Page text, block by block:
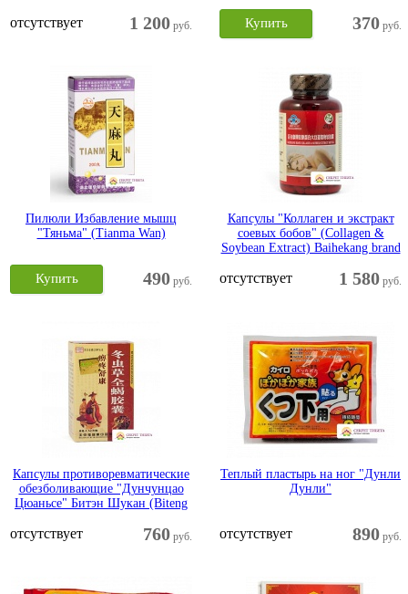
1 200 руб.
отсутствует 370 руб.
Купить
Пилюли Избавление мышц
"Тяньма" (Tianma Wan)
490 руб.
Купить
Капсулы "Коллаген и экстракт
соевых бобов" (Collagen &
Soybean Extract) Baihekang brand
1 580 руб.
отсутствует
Капсулы противоревматические
обезболивающие "Дунчунцао
Цюаньсе" Битэн Шукан (Biteng
760 руб.
отсутствует
Теплый пластырь на ног "Дунли
Дунли"
890 руб.
отсутствует